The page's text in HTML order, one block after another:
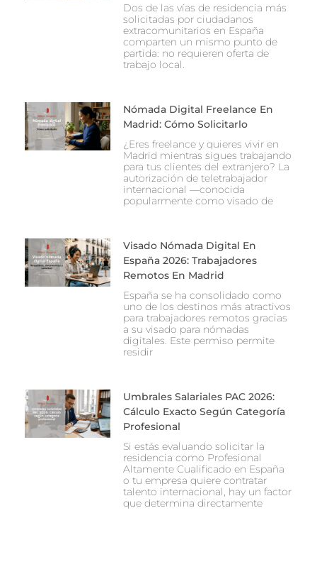
Dos de las vías de residencia más
solicitadas por ciudadanos
extracomunitarios en España
comparten un mismo punto de
partida: no requieren oferta de
trabajo local.
Nómada Digital Freelance En
Madrid: Cómo Solicitarlo
¿Eres freelance y quieres vivir en
Madrid mientras sigues trabajando
para tus clientes del extranjero? La
autorización de teletrabajador
internacional —conocida
popularmente como visado de
Visado Nómada Digital En
España 2026: Trabajadores
Remotos En Madrid
España se ha consolidado como
uno de los destinos más atractivos
para trabajadores remotos gracias
a su visado para nómadas
digitales. Este permiso permite
residir
Umbrales Salariales PAC 2026:
Cálculo Exacto Según Categoría
Profesional
Si estás evaluando solicitar la
residencia como Profesional
Altamente Cualificado en España
o tu empresa quiere contratar
talento internacional, hay un factor
que determina directamente